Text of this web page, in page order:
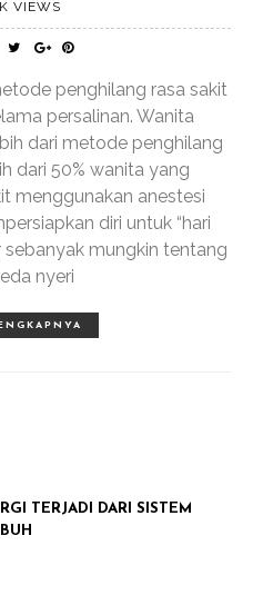
VIEWS
penghilang rasa sakit
persalinan. Wanita
dari metode penghilang
dari 50% wanita yang
menggunakan anestesi
diri untuk “hari
sebanyak mungkin tentang
nyeri
TERJADI DARI SISTEM